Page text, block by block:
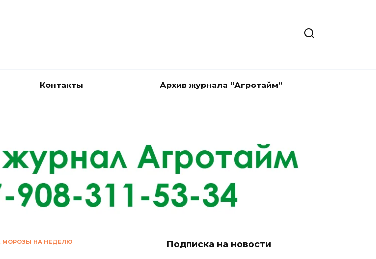
Контакты Архив журнала “Агротайм”
МОРОЗЫ НА НЕДЕЛЮ Подписка на новости